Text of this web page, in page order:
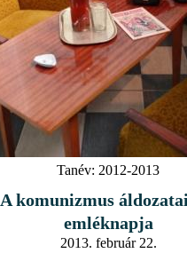
Tanév: 2012-2013
A komunizmus
emléknapja
2013. február 22.